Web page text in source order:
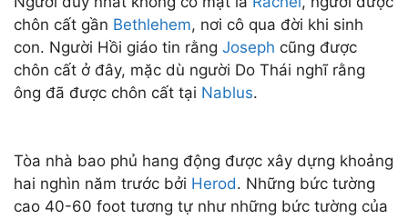
chôn cất gần Bethlehem, nơi cô qua đời khi sinh
con. Người Hồi giáo tin rằng Joseph cũng được
chôn cất ở đây, mặc dù người Do Thái nghĩ rằng
ông đã được chôn cất tại Nablus.
Tòa nhà bao phủ hang động được xây dựng khoảng
hai nghìn năm trước bởi Herod. Những bức tường
cao 40-60 foot tương tự như những bức tường của